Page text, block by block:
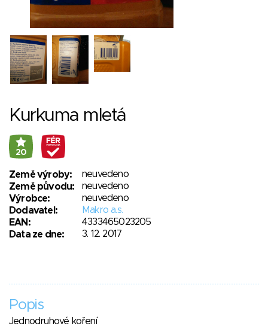
Kurkuma mletá
20
Země výroby:
neuvedeno
Země původu:
neuvedeno
Výrobce:
neuvedeno
Dodavatel:
Makro a.s.
EAN:
4333465023205
Data ze dne:
3. 12. 2017
Popis
Jednodruhové koření